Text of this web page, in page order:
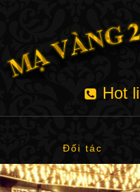
Hot
Đối tác